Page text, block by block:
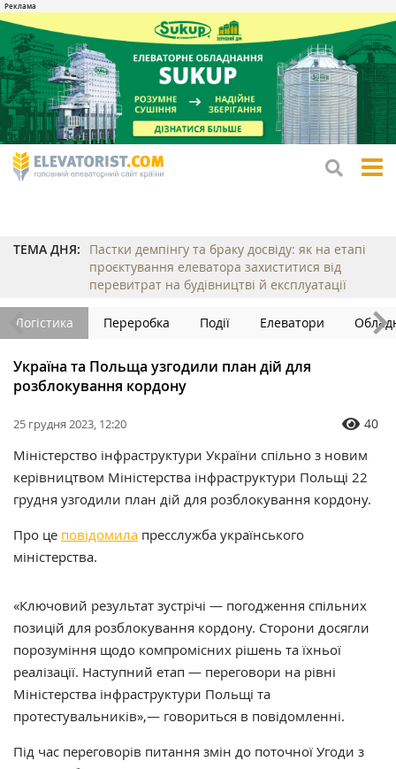
ТЕМА ДНЯ:
Пастки демпінгу та браку досвіду: як на етапі
проєктування елеватора захиститися від
перевитрат на будівництві й експлуатації
Логістика Переробка Події Елеватори
Україна та Польща узгодили план дій для
розблокування кордону
25 грудня 2023, 12:20 40
Міністерство інфраструктури України спільно з новим
керівництвом Міністерства інфраструктури Польщі 22
грудня узгодили план дій для розблокування кордону.
Про це повідомила пресслужба українського
міністерства.
«Ключовий результат зустрічі — погодження спільних
позицій для розблокування кордону. Сторони досягли
порозуміння щодо компромісних рішень та їхньої
реалізації. Наступний етап — переговори на рівні
Міністерства інфраструктури Польщі та
протестувальників»,— говориться в повідомленні.
Під час переговорів питання змін до поточної Угоди з